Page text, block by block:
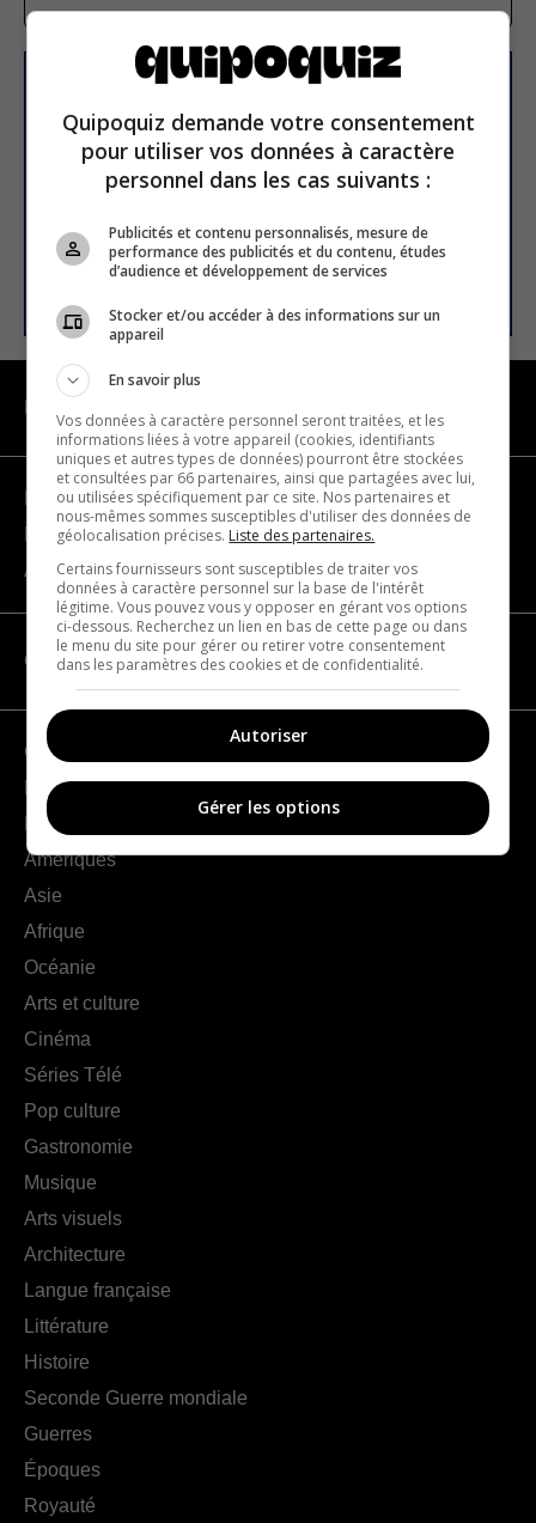
E-mail
S’INSCRIRE
Devenir partenaire
Nous joindre
À propos
CATÉGORIES
Géographie
France
Europe
Amériques
Asie
Afrique
Océanie
Arts et culture
Cinéma
Séries Télé
Pop culture
Gastronomie
Musique
Arts visuels
Architecture
Langue française
Littérature
Histoire
Seconde Guerre mondiale
Guerres
Époques
Royauté
Quipoquiz demande votre consentement
pour utiliser vos données à caractère
personnel dans les cas suivants :
Publicités et contenu personnalisés, mesure de
performance des publicités et du contenu, études
d’audience et développement de services
Stocker et/ou accéder à des informations sur un
appareil
En savoir plus
Vos données à caractère personnel seront traitées, et les
informations liées à votre appareil (cookies, identifiants
uniques et autres types de données) pourront être stockées
et consultées par 66 partenaires, ainsi que partagées avec lui,
ou utilisées spécifiquement par ce site. Nos partenaires et
nous-mêmes sommes susceptibles d'utiliser des données de
géolocalisation précises. Liste des partenaires.
Certains fournisseurs sont susceptibles de traiter vos
données à caractère personnel sur la base de l'intérêt
légitime. Vous pouvez vous y opposer en gérant vos options
ci-dessous. Recherchez un lien en bas de cette page ou dans
le menu du site pour gérer ou retirer votre consentement
dans les paramètres des cookies et de confidentialité.
Autoriser
Gérer les options